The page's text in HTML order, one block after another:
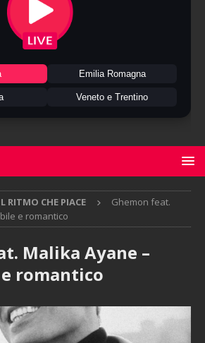
Emilia Romagna
Veneto e Trentino
RITMO CHE PIACE
Ghemon feat.
e romantico
Malika Ayane –
romantico